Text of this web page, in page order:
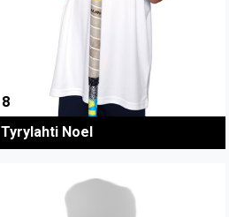
8
Tyrylahti Noel